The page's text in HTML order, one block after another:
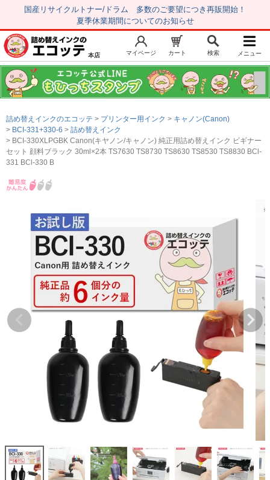
国産リサイクルトナー/ドラム 多数のご要望につき再販開始！
夏季休業期間についてのお知らせ
新規会員登録 マイページ
トップページ お気に入り
注文履歴 レビュー履歴
はじめての方へ
キャノンインク
エプソンインク
ブラザーインク
詰め替えインク
互換インクボトル
互換インクカートリッジ
再生インクカートリッジ
記事を探す
お客様の声
お店の紹介
よくある質問
お問い合わせ
本店 マイページ カート 検索 メニュー
詰め替えインクのエコッテ プリンター用インク
キャノン(Canon)
BCI-331+330-6
詰め替えインク
BCI-330XLPGBK Canon(キヤノン/キャノン) 純正用詰め替えインク ビギナー
セット 顔料ブラック 30ml×2本 TS7630 TS8730 TS8630 TS8530 TS8830 BCl-
331 BCl-330 B